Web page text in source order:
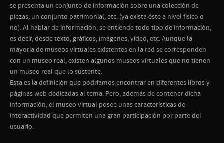
se presenta un conjunto de información sobre una colección de
piezas, un conjunto patrimonial, etc. (ya exista éste a nivel físico o
no). Al hablar de información, se entiende todo tipo de información,
es decir, desde texto, gráficos, imágenes, vídeo, etc. Aunque la
mayoría de museos virtuales existentes en la red se corresponden
con un museo real, existen algunos museos virtuales que no tienen
un museo real que lo sustente.
Esta es la definición que podríamos encontrar en diferentes libros y
páginas web dedicadas al tema. Pero, además de contener dicha
información, el museo virtual posee unas características de
interactividad que permiten una gran participación por parte del
usuario.